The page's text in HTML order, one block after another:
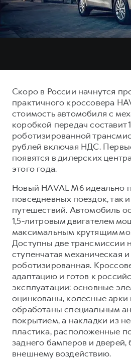
от 2 899 000 ₽
F7X
POER
от 3 449 000 ₽
Трейд-ин
Страхование
Кредит
КОРПОРАТИВНЫМ
Для малого бизнеса
Крупным корпоративным
Система управления
Сервис для корпоративных
HAVAL Лизинг
Автомобильные аксессуары
Коллекция CITY
Коллекция Базовая
Коллекция Детская
СЕРВИСНОЕ
Нулевое ТО
ПОДДЕРЖКА
GWM Безопасность
Гарантия HAVAL
Мобильное приложение
Руководства по
Подписки
АКСЕССУАРЫ HAVAL
Автомобильные аксессуары
Коллекция CITY
Коллекция Базовая
Коллекция Детская
Наша команда
Скоро в России начнутся
практичного кроссовера
стоимость автомобиля с
коробкой передач составит
роботизированной
рублей включая НДС.
появятся в дилерских
этого года.
Новый HAVAL M6 идеально
повседневных поездок, так
путешествий. Автомобиль
1,5-литровым двигателем
максимальным крутящим
Доступны две трансмиссии
ступенчатая механическая
роботизированная.
адаптацию и готов к
эксплуатации: основные
оцинкованы, колесные арки
обработаны специальным
покрытием, а накладки из
пластика, расположенные
заднего бамперов и дверей,
внешнему воздействию.